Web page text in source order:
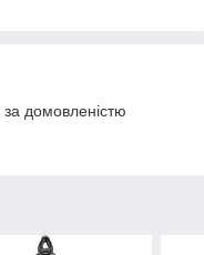
домовленістю